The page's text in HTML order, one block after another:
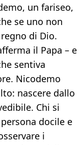
un fariseo,
se uno non
di Dio.
il Papa – e
sentiva
Nicodemo
nascere dallo
Chi si
docile e
i